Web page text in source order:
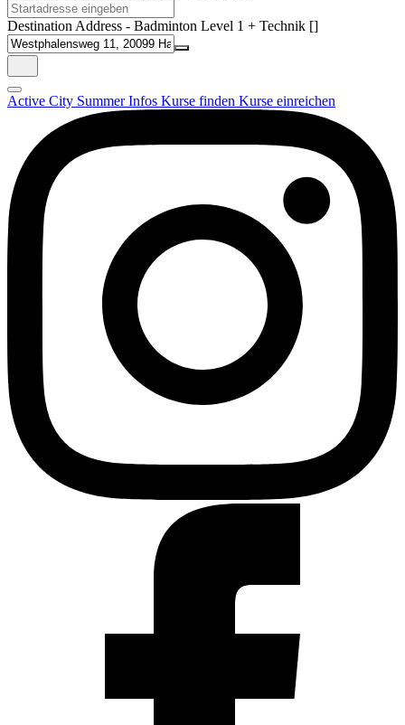
Destination Address - Badminton Level 1 + Technik []
Active City SummerInfos Kurse finden Kurse einreichen